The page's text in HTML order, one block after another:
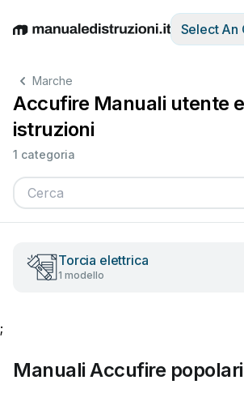
EnglishDeutschEspañolItaliano
Select An
Marche
Accufire Manuali utente
istruzioni
1 categoria
Torcia elettrica
1 modello
;
Manuali Accufire popolari